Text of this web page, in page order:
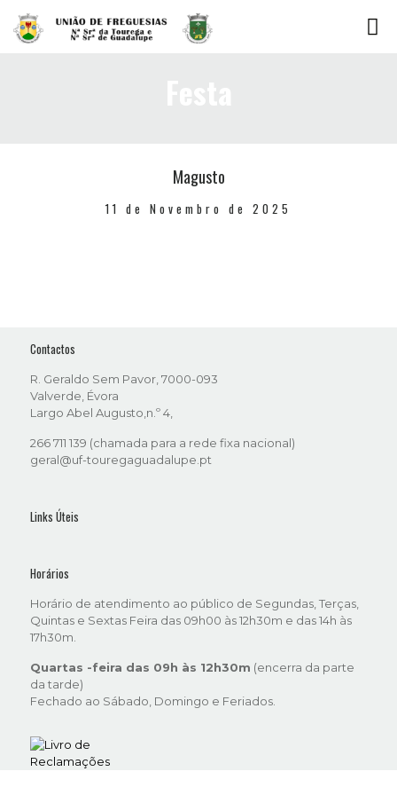
Magusto
11 de Novembro de 2025
Contactos
R. Geraldo Sem Pavor, 7000-093
Valverde, Évora
Largo Abel Augusto,n.º 4,
266 711 139 (chamada para a rede fixa nacional)
geral@uf-touregaguadalupe.pt
Links Úteis
Horários
Horário de atendimento ao público de Segundas, Terças,
Quintas e Sextas Feira das 09h00 às 12h30m e das 14h às
17h30m.
Quartas -feira das 09h às 12h30m (encerra da parte
da tarde)
Fechado ao Sábado, Domingo e Feriados.